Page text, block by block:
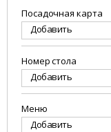
Посадочная карта
Добавить
Номер стола
Добавить
Меню
Добавить